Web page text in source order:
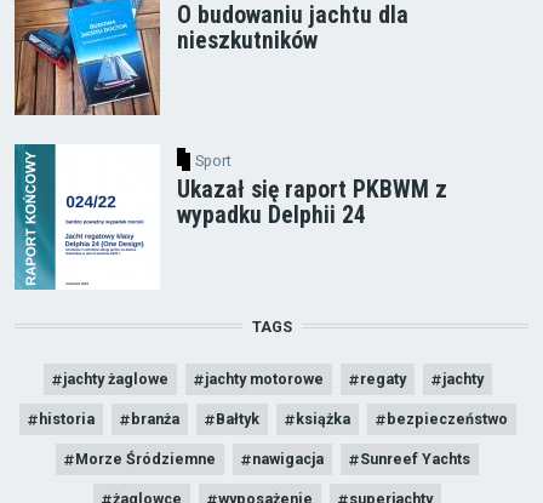
O budowaniu jachtu dla
nieszkutników
Sport
Ukazał się raport PKBWM z
wypadku Delphii 24
TAGS
jachty żaglowe jachty motorowe regaty jachty
historia branża Bałtyk książka bezpieczeństwo
Morze Śródziemne nawigacja Sunreef Yachts
żaglowce wyposażenie superjachty